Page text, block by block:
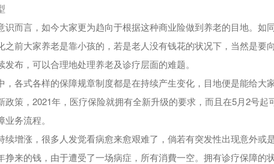
识而言，如今大家更为趋向于根据这种商业险做到养老的目地。如
之前大家养老是靠小孩的，若是老人没有钱花的状况下，当然是要
布，可以合理地处理养老及诊疗层面的难题。
，各式各样的保障规章制度都是在持续产生变化，目地便是能给大
政策，2021年，医疗保险就拥有全新升级的要求，而且在5月2号
务流程。
续增涨，很多人发觉看病愈来愈艰难了，倘若有突发性出现意外或
挣来的钱，由于遭受了一场病症，所有消費一空。拥有诊疗保障的